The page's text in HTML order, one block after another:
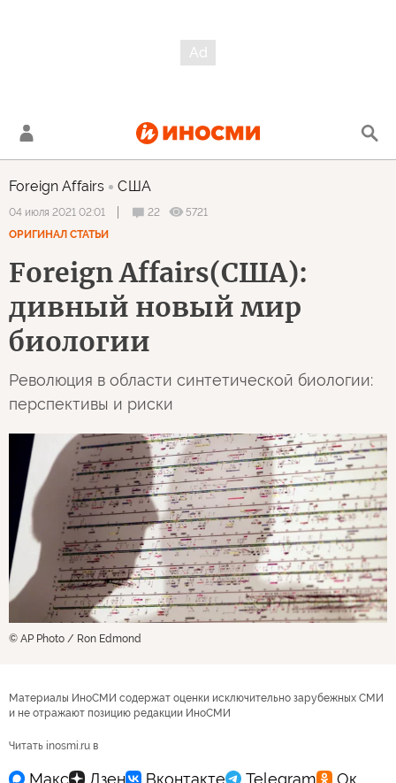
Foreign Affairs США
04 июля 2021 02:01 22
5721
ОРИГИНАЛ СТАТЬИ
Foreign Affairs(США):
дивный новый мир
биологии
Революция в области синтетической биологии:
перспективы и риски
© AP Photo / Ron Edmond
Материалы ИноСМИ содержат оценки исключительно зарубежных СМИ
и не отражают позицию редакции ИноСМИ
Читать inosmi.ru в